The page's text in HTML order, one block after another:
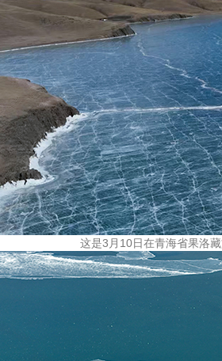
这是3月10日在青海省果洛